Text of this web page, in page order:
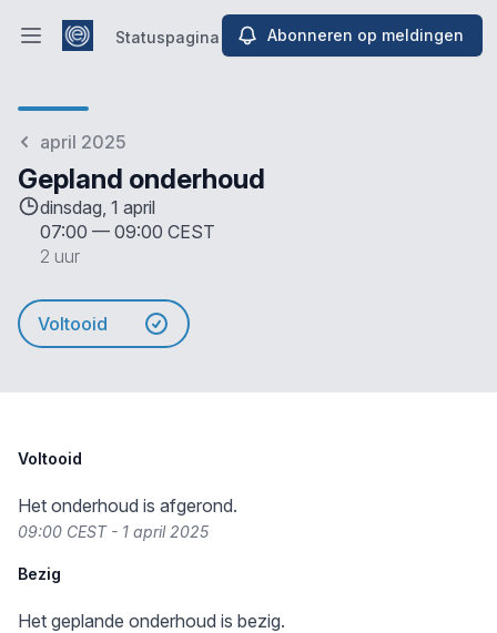
Hoofdmenu openen
Statuspagina Abonneren op meldingen
april 2025
Gepland onderhoud
dinsdag, 1 april
07:00 — 09:00 CEST
2 uur
Voltooid
Voltooid
Het onderhoud is afgerond.
09:00 CEST - 1 april 2025
Bezig
Het geplande onderhoud is bezig.